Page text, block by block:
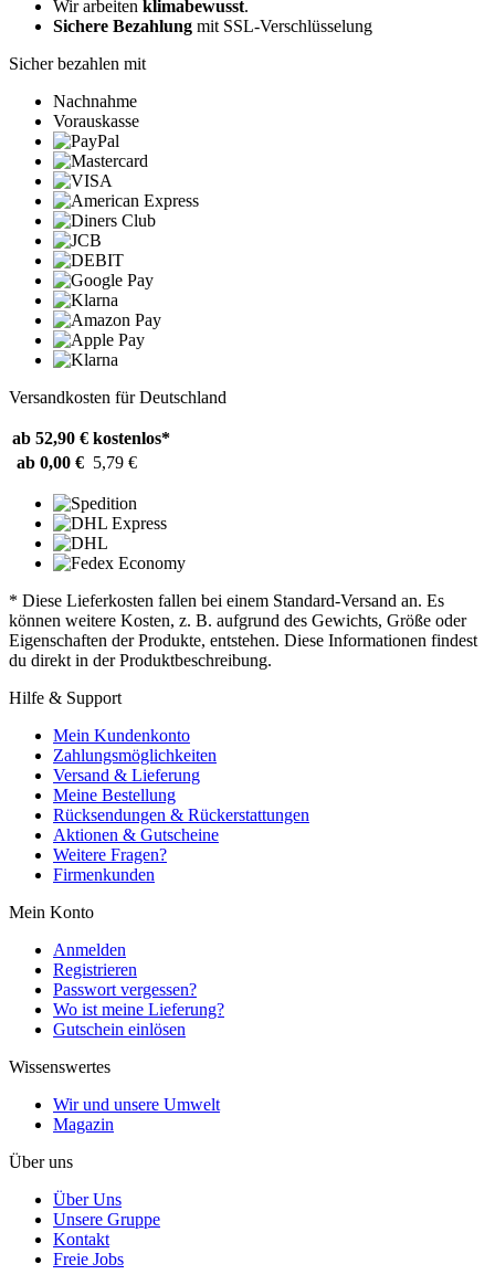
Wir arbeiten klimabewusst.
Sichere Bezahlung mit SSL-Verschlüsselung
Sicher bezahlen mit
Nachnahme
Vorauskasse
Versandkosten für Deutschland
ab 52,90 € kostenlos*
ab 0,00 € 5,79 €
* Diese Lieferkosten fallen bei einem Standard-Versand an. Es
können weitere Kosten, z. B. aufgrund des Gewichts, Größe oder
Eigenschaften der Produkte, entstehen. Diese Informationen findest
du direkt in der Produktbeschreibung.
Hilfe & Support
Mein Kundenkonto
Zahlungsmöglichkeiten
Versand & Lieferung
Meine Bestellung
Rücksendungen & Rückerstattungen
Aktionen & Gutscheine
Weitere Fragen?
Firmenkunden
Mein Konto
Anmelden
Registrieren
Passwort vergessen?
Wo ist meine Lieferung?
Gutschein einlösen
Wissenswertes
Wir und unsere Umwelt
Magazin
Über uns
Über Uns
Unsere Gruppe
Kontakt
Freie Jobs